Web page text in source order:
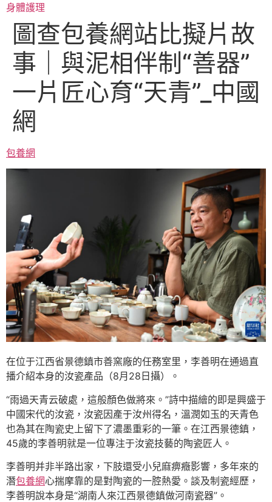
跳身體護理
圖查包養網站比擬片故
事｜與泥相伴制“善器”
一片匠心育“天青”_中國
網
包養網
在位于江西省景德鎮市善窯廠的任務室里，李善明在通過直
播介紹本身的汝瓷產品（8月28日攝）。
“雨過天青云破處，這般顏色做將來。”詩中描繪的即是興盛于
中國宋代的汝瓷，汝瓷因產于汝州得名，溫潤如玉的天青色
也為其在陶瓷史上留下了濃墨重彩的一筆。在江西景德鎮，
45歲的李善明就是一位專注于汝瓷技藝的陶瓷匠人。
李善明并非半路出家，下肢還受小兒麻痹癥影響，多年來的
潛包養網心揣摩靠的是對陶瓷的一腔熱愛。談及制瓷經歷，
李善明說本身是“湖南人來江西景德鎮做河南瓷器”。